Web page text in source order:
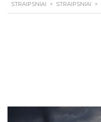
STRAIPSNIAI > STRAIPSNIAI >